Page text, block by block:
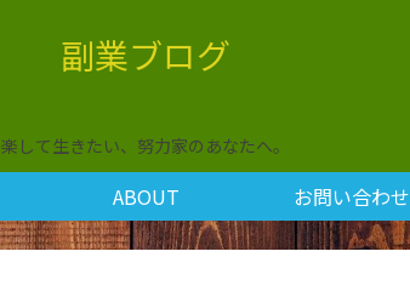
副業ブログ
楽して生きたい、努力家のあなたへ。
ABOUT お問い合わせ